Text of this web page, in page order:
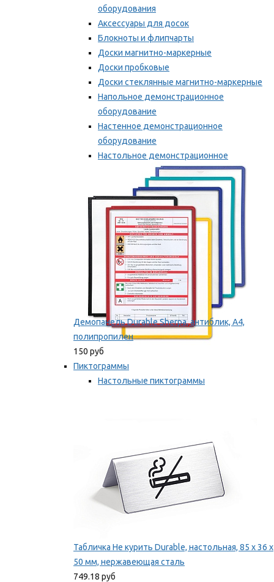
оборудования
Аксессуары для досок
Блокноты и флипчарты
Доски магнитно-маркерные
Доски пробковые
Доски стеклянные магнитно-маркерные
Напольное демонстрационное
оборудование
Настенное демонстрационное
оборудование
Настольное демонстрационное
оборудование
Мы рекомендуем
Демопанель Durable Sherpa, антиблик, А4,
полипропилен
150 руб
Пиктограммы
Настольные пиктограммы
Табличка Не курить Durable, настольная, 85 x 36 x
50 мм, нержавеющая сталь
749.18 руб